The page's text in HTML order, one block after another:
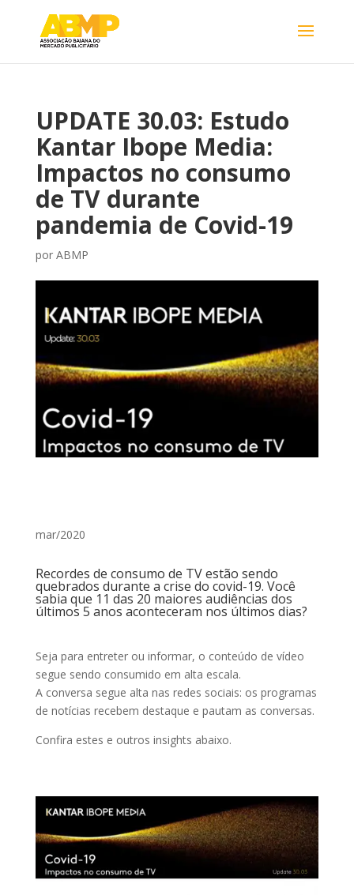
UPDATE 30.03: Estudo
Kantar Ibope Media:
Impactos no consumo
de TV durante
pandemia de Covid-19
por ABMP
mar/2020
Recordes de consumo de TV estão sendo
quebrados durante a crise do covid-19. Você
sabia que 11 das 20 maiores audiências dos
últimos 5 anos aconteceram nos últimos dias?
Seja para entreter ou informar, o conteúdo de vídeo
segue sendo consumido em alta escala.
A conversa segue alta nas redes sociais: os programas
de notícias recebem destaque e pautam as conversas.
Confira estes e outros insights abaixo.